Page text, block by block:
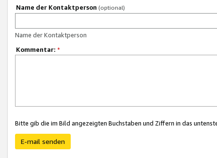
Name der Kontaktperson (optional)
Name der Kontaktperson
Kommentar: *
Bitte gib die im Bild angezeigten Buchstaben und Ziffern in das
E-mail senden